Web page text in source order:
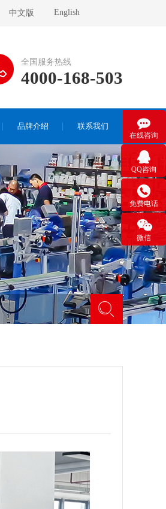
中文版 English
全国服务热线
4000-168-503
品牌介绍 联系我们 
在线咨询

QQ咨询

免费电话

微信